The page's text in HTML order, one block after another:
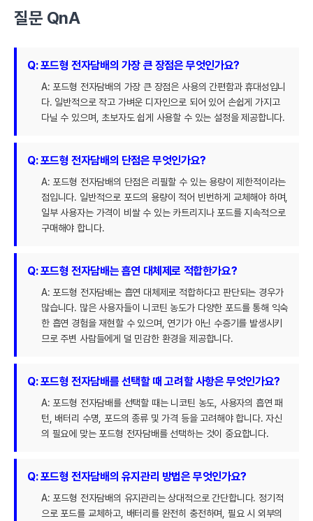
질문 QnA
Q: 포드형 전자담배의 가장 큰 장점은 무엇인가요?
A: 포드형 전자담배의 가장 큰 장점은 사용의 간편함과 휴대성입니
다. 일반적으로 작고 가벼운 디자인으로 되어 있어 손쉽게 가지고
다닐 수 있으며, 초보자도 쉽게 사용할 수 있는 설정을 제공합니다.
Q: 포드형 전자담배의 단점은 무엇인가요?
A: 포드형 전자담배의 단점은 리필할 수 있는 용량이 제한적이라는
점입니다. 일반적으로 포드의 용량이 적어 빈번하게 교체해야 하며,
일부 사용자는 가격이 비쌀 수 있는 카트리지나 포드를 지속적으로
구매해야 합니다.
Q: 포드형 전자담배는 흡연 대체제로 적합한가요?
A: 포드형 전자담배는 흡연 대체제로 적합하다고 판단되는 경우가
많습니다. 많은 사용자들이 니코틴 농도가 다양한 포드를 통해 익숙
한 흡연 경험을 재현할 수 있으며, 연기가 아닌 수증기를 발생시키
므로 주변 사람들에게 덜 민감한 환경을 제공합니다.
Q: 포드형 전자담배를 선택할 때 고려할 사항은 무엇인가요?
A: 포드형 전자담배를 선택할 때는 니코틴 농도, 사용자의 흡연 패
턴, 배터리 수명, 포드의 종류 및 가격 등을 고려해야 합니다. 자신
의 필요에 맞는 포드형 전자담배를 선택하는 것이 중요합니다.
Q: 포드형 전자담배의 유지관리 방법은 무엇인가요?
A: 포드형 전자담배의 유지관리는 상대적으로 간단합니다. 정기적
으로 포드를 교체하고, 배터리를 완전히 충전하며, 필요 시 외부의